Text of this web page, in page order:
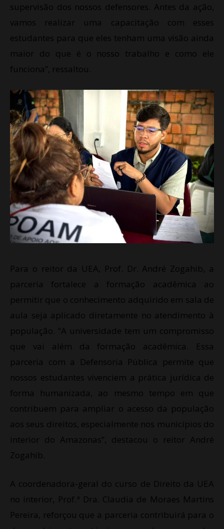
supervisão dos nossos defensores. Antes da ação,
vamos realizar uma capacitação com esses
estudantes para que eles tenham uma visão ainda
maior do que é o nosso trabalho e como ele
funciona”, ressaltou.
Para o reitor da UEA, Prof. Dr. André Zogahib, a
parceria fortalece a formação acadêmica ao
permitir que o conhecimento adquirido em sala de
aula seja aplicado diretamente no atendimento à
população. “A universidade tem um compromisso
que vai além da formação acadêmica. Essa
parceria com a Defensoria Pública permite que
nossos estudantes vivenciem a prática jurídica de
forma humanizada, ao mesmo tempo em que
contribuem para ampliar o acesso da população
aos seus direitos, especialmente nos municípios do
interior do Amazonas”, destacou o reitor André
Zogahib.
A coordenadora-geral do curso de Direito da UEA
no interior, Prof.ª Dra. Claudia de Moraes Martins
Pereira, reforçou que a parceria contribuirá para o